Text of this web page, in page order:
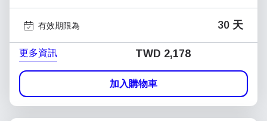
有效期限為 30 天
更多資訊 TWD 2,178
加入購物車